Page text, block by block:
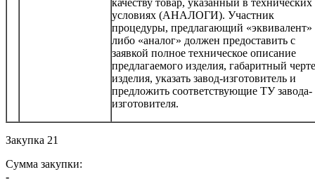
условиях (АНАЛОГИ). Участник
процедуры, предлагающий «эквивалент»
либо «аналог» должен предоставить с
заявкой полное техническое описание
предлагаемого изделия, габаритный
изделия, указать завод-изготовитель и
предложить соответствующие ТУ завода-
изготовителя.
Закупка 21
Сумма закупки:
-